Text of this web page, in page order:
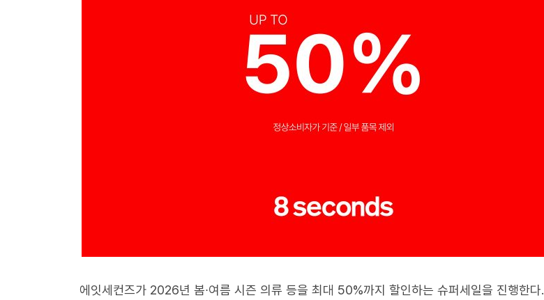
에잇세컨즈가 2026년 봄∙여름 시즌 의류 등을 최대 50%까지 할인하는 슈퍼세일을 진행한다.